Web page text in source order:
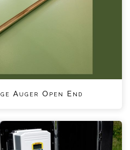
Auger Open End